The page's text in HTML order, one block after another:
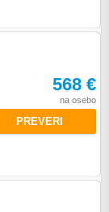
568 €
na osebo
PREVERI